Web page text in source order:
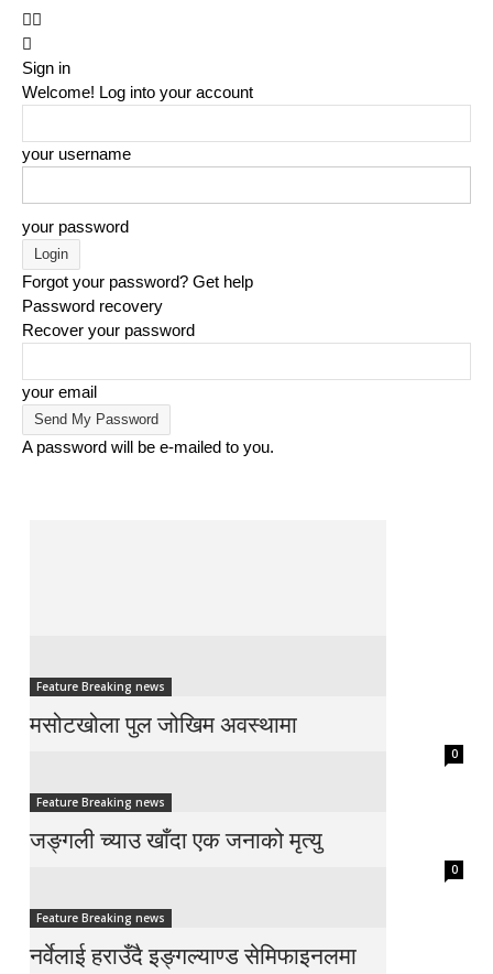
Sign in
Welcome! Log into your account
your username
your password
Forgot your password? Get help
Password recovery
Recover your password
your email
A password will be e-mailed to you.
Feature Breaking news
मसोटखोला पुल जोखिम अवस्थामा
0
Feature Breaking news
जङ्गली च्याउ खाँदा एक जनाको मृत्यु
0
Feature Breaking news
नर्वेलाई हराउँदै इङ्गल्याण्ड सेमिफाइनलमा